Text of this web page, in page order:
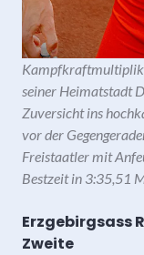
seiner Heimatstadt
Zuversicht ins
vor der
Freistaatler mit
Bestzeit in 3:35,51
Erzgebirgsass
Zweite